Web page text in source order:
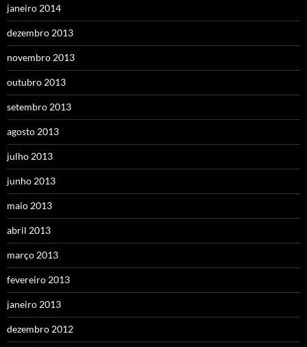
janeiro 2014
dezembro 2013
novembro 2013
outubro 2013
setembro 2013
agosto 2013
julho 2013
junho 2013
maio 2013
abril 2013
março 2013
fevereiro 2013
janeiro 2013
dezembro 2012